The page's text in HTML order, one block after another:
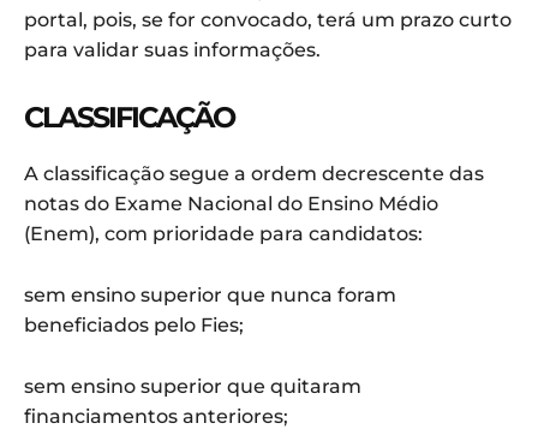
portal, pois, se for convocado, terá um prazo curto
para validar suas informações.
CLASSIFICAÇÃO
A classificação segue a ordem decrescente das
notas do Exame Nacional do Ensino Médio
(Enem), com prioridade para candidatos:
sem ensino superior que nunca foram
beneficiados pelo Fies;
sem ensino superior que quitaram
financiamentos anteriores;